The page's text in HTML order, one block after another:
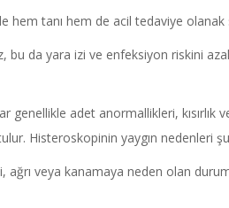
hem tanı hem de acil tedaviye olanak
bu da yara izi ve enfeksiyon riskini
genellikle adet anormallikleri, kısırlık
Histeroskopinin yaygın nedenleri
ağrı veya kanamaya neden olan